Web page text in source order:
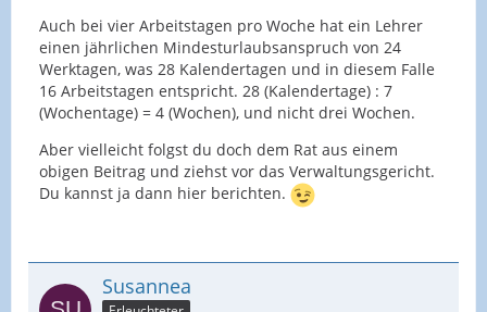
Auch bei vier Arbeitstagen pro Woche hat ein Lehrer
einen jährlichen Mindesturlaubsanspruch von 24
Werktagen, was 28 Kalendertagen und in diesem Falle
16 Arbeitstagen entspricht. 28 (Kalendertage) : 7
(Wochentage) = 4 (Wochen), und nicht drei Wochen.
Aber vielleicht folgst du doch dem Rat aus einem
obigen Beitrag und ziehst vor das Verwaltungsgericht.
Du kannst ja dann hier berichten.
Susannea